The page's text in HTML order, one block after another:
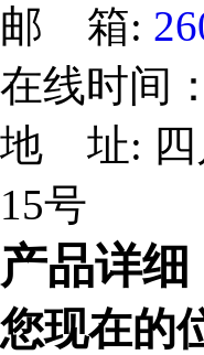
邮 箱:
在线时间
地 址: 四
15号
产品详细
您现在的